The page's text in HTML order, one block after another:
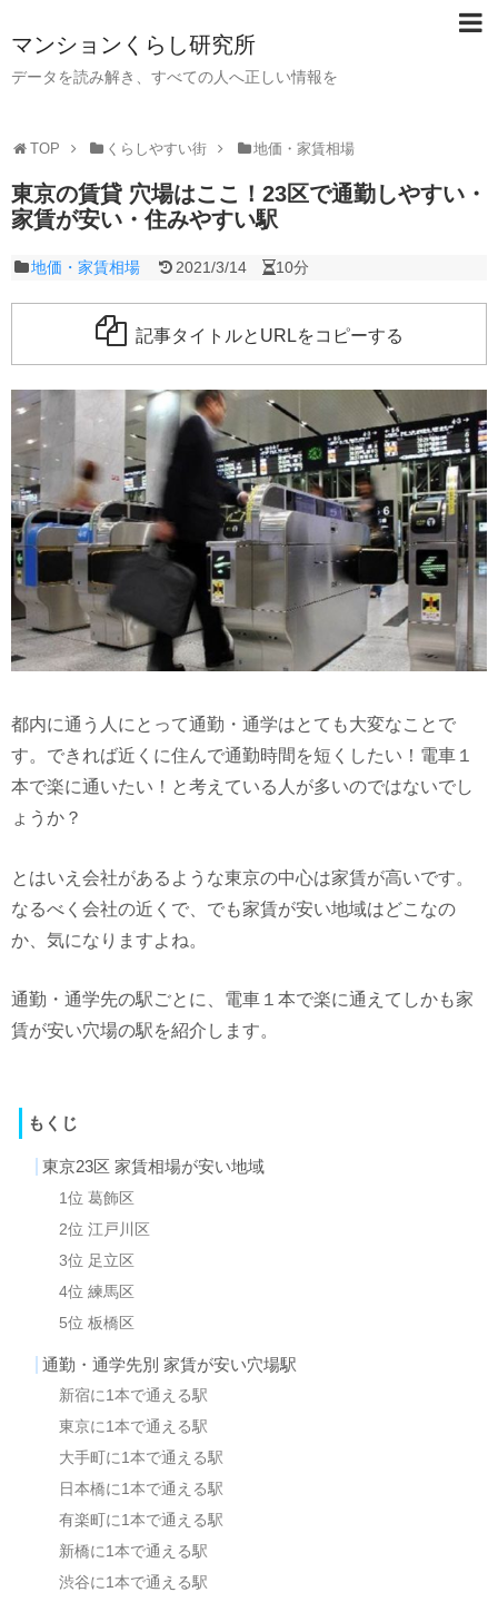
マンションくらし研究所
データを読み解き、すべての人へ正しい情報を
TOP くらしやすい街 地価・家賃相場
東京の賃貸 穴場はここ！23区で通勤しやすい・
家賃が安い・住みやすい駅
地価・家賃相場 2021/3/14 10分
記事タイトルとURLをコピーする
都内に通う人にとって通勤・通学はとても大変なことで
す。できれば近くに住んで通勤時間を短くしたい！電車１
本で楽に通いたい！と考えている人が多いのではないでし
ょうか？
とはいえ会社があるような東京の中心は家賃が高いです。
なるべく会社の近くで、でも家賃が安い地域はどこなの
か、気になりますよね。
通勤・通学先の駅ごとに、電車１本で楽に通えてしかも家
賃が安い穴場の駅を紹介します。
もくじ
東京23区 家賃相場が安い地域
1位 葛飾区
2位 江戸川区
3位 足立区
4位 練馬区
5位 板橋区
通勤・通学先別 家賃が安い穴場駅
新宿に1本で通える駅
東京に1本で通える駅
大手町に1本で通える駅
日本橋に1本で通える駅
有楽町に1本で通える駅
新橋に1本で通える駅
渋谷に1本で通える駅